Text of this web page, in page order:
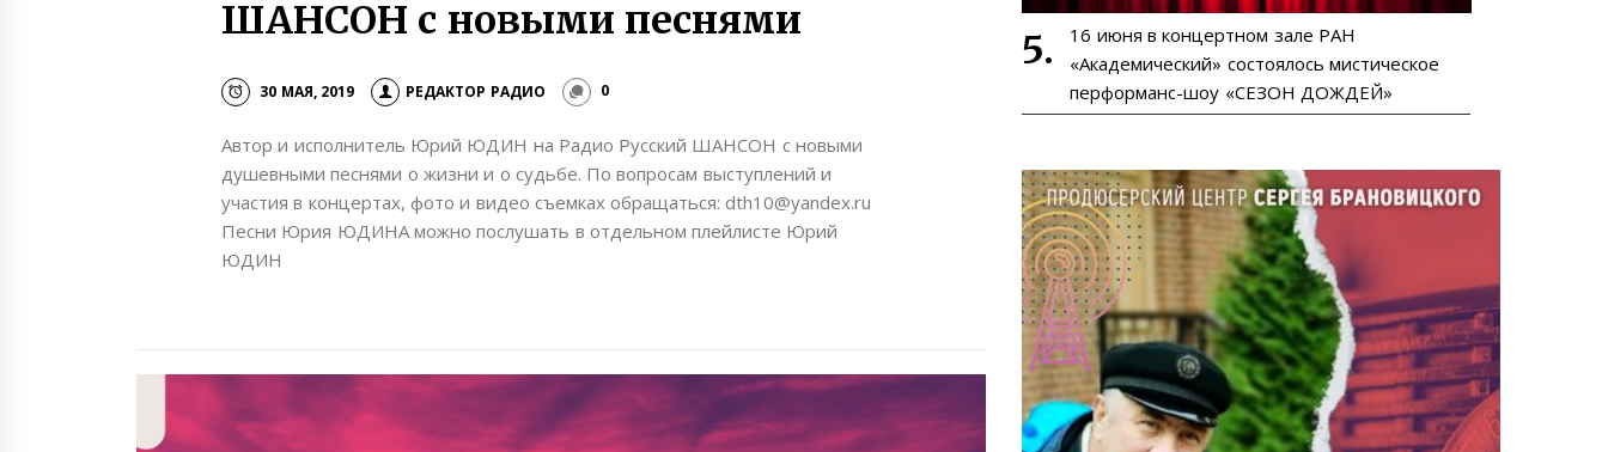
ШАНСОН с новыми песнями
30 МАЯ, 2019 РЕДАКТОР РАДИО 0
Автор и исполнитель Юрий ЮДИН на Радио Русский ШАНСОН с новыми
душевными песнями о жизни и о судьбе. По вопросам выступлений и
участия в концертах, фото и видео съемках обращаться: dth10@yandex.ru
Песни Юрия ЮДИНА можно послушать в отдельном плейлисте Юрий
ЮДИН
16 июня в концертном зале РАН
«Академический» состоялось мистическое
перформанс-шоу «СЕЗОН ДОЖДЕЙ»